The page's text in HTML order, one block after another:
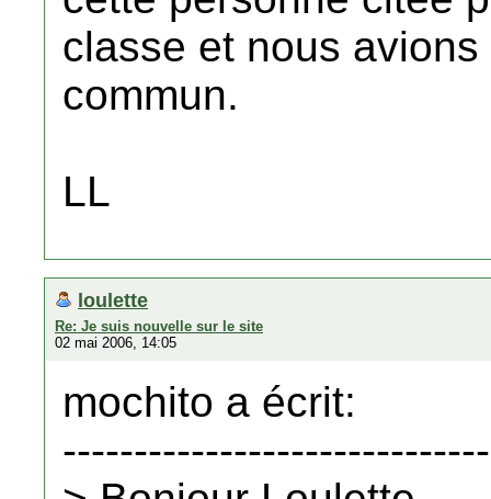
classe et nous
commun.
LL
loulette
Re: Je suis nouvelle sur le site
02 mai 2006, 14:05
mochito a écrit: